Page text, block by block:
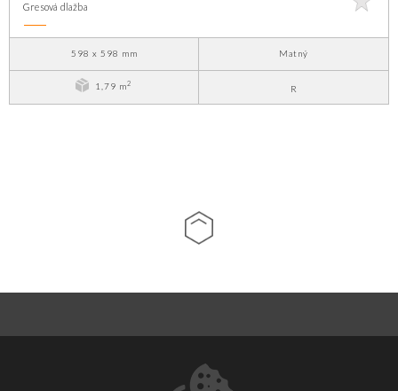
Gresová dlažba
598 x 598 mm Matný
1,79 m2 R
KONTAKT